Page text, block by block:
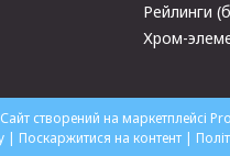
Рейлинги
Хром-
Сайт створений на маркетплейсі
Світ Автотюнінгу | Поскаржитися на контент |